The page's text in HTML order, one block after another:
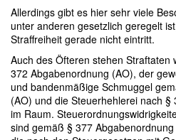
Allerdings gibt es hier sehr viele
unter anderen gesetzlich geregelt
Straffreiheit gerade nicht eintritt.
Auch des Öfteren stehen Straftaten
372 Abgabenordnung (AO), der
und bandenmäßige Schmuggel
(AO) und die Steuerhehlerei nach
im Raum.
sind gemäß § 377